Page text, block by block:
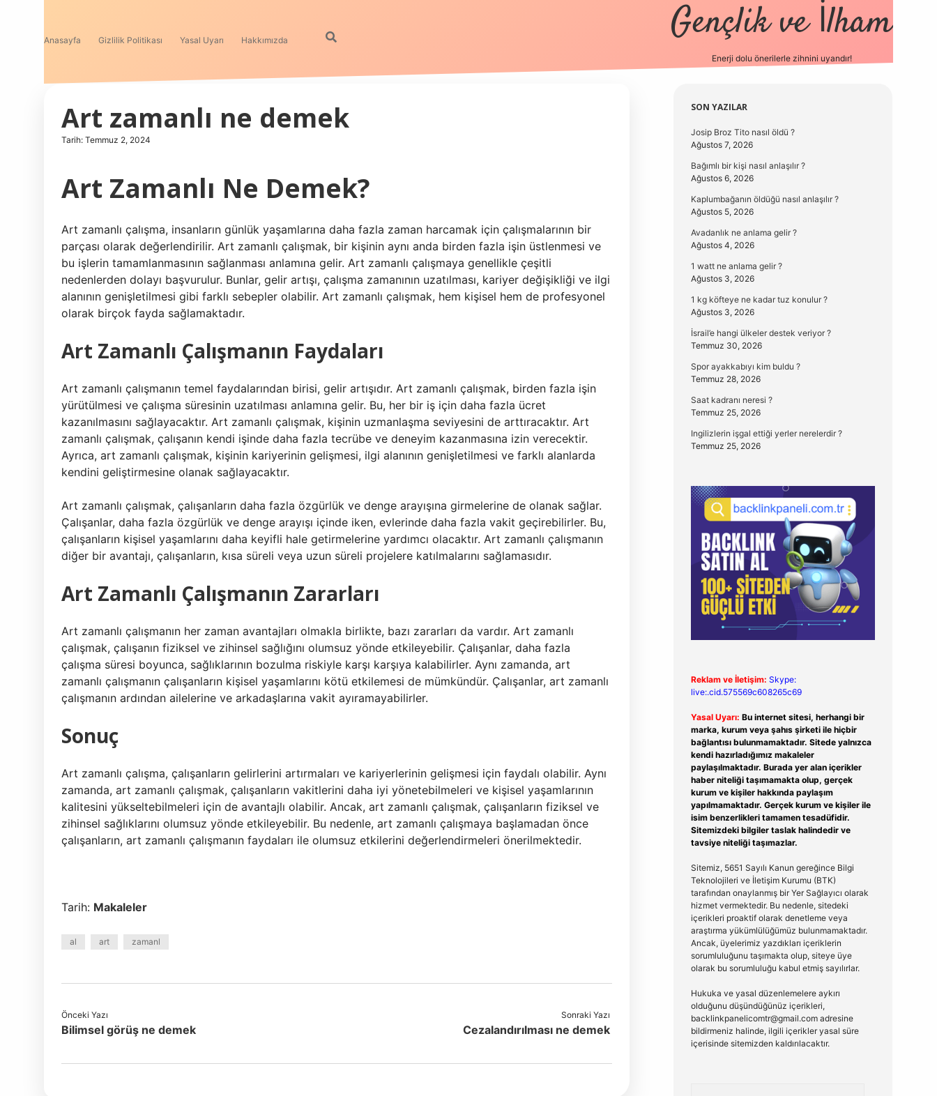
Anasayfa Gizlilik Politikası Yasal Uyarı Hakkımızda Gençlik ve İlham
Enerji dolu önerilerle zihnini uyandır!
Art zamanlı ne demek
Tarih: Temmuz 2, 2024
Art Zamanlı Ne Demek?
Art zamanlı çalışma, insanların günlük yaşamlarına daha fazla zaman harcamak için çalışmalarının bir
parçası olarak değerlendirilir. Art zamanlı çalışmak, bir kişinin aynı anda birden fazla işin üstlenmesi ve
bu işlerin tamamlanmasının sağlanması anlamına gelir. Art zamanlı çalışmaya genellikle çeşitli
nedenlerden dolayı başvurulur. Bunlar, gelir artışı, çalışma zamanının uzatılması, kariyer değişikliği ve ilgi
alanının genişletilmesi gibi farklı sebepler olabilir. Art zamanlı çalışmak, hem kişisel hem de profesyonel
olarak birçok fayda sağlamaktadır.
Art Zamanlı Çalışmanın Faydaları
Art zamanlı çalışmanın temel faydalarından birisi, gelir artışıdır. Art zamanlı çalışmak, birden fazla işin
yürütülmesi ve çalışma süresinin uzatılması anlamına gelir. Bu, her bir iş için daha fazla ücret
kazanılmasını sağlayacaktır. Art zamanlı çalışmak, kişinin uzmanlaşma seviyesini de arttıracaktır. Art
zamanlı çalışmak, çalışanın kendi işinde daha fazla tecrübe ve deneyim kazanmasına izin verecektir.
Ayrıca, art zamanlı çalışmak, kişinin kariyerinin gelişmesi, ilgi alanının genişletilmesi ve farklı alanlarda
kendini geliştirmesine olanak sağlayacaktır.
Art zamanlı çalışmak, çalışanların daha fazla özgürlük ve denge arayışına girmelerine de olanak sağlar.
Çalışanlar, daha fazla özgürlük ve denge arayışı içinde iken, evlerinde daha fazla vakit geçirebilirler. Bu,
çalışanların kişisel yaşamlarını daha keyifli hale getirmelerine yardımcı olacaktır. Art zamanlı çalışmanın
diğer bir avantajı, çalışanların, kısa süreli veya uzun süreli projelere katılmalarını sağlamasıdır.
Art Zamanlı Çalışmanın Zararları
Art zamanlı çalışmanın her zaman avantajları olmakla birlikte, bazı zararları da vardır. Art zamanlı
çalışmak, çalışanın fiziksel ve zihinsel sağlığını olumsuz yönde etkileyebilir. Çalışanlar, daha fazla
çalışma süresi boyunca, sağlıklarının bozulma riskiyle karşı karşıya kalabilirler. Aynı zamanda, art
zamanlı çalışmanın çalışanların kişisel yaşamlarını kötü etkilemesi de mümkündür. Çalışanlar, art zamanlı
çalışmanın ardından ailelerine ve arkadaşlarına vakit ayıramayabilirler.
Sonuç
Art zamanlı çalışma, çalışanların gelirlerini artırmaları ve kariyerlerinin gelişmesi için faydalı olabilir. Aynı
zamanda, art zamanlı çalışmak, çalışanların vakitlerini daha iyi yönetebilmeleri ve kişisel yaşamlarının
kalitesini yükseltebilmeleri için de avantajlı olabilir. Ancak, art zamanlı çalışmak, çalışanların fiziksel ve
zihinsel sağlıklarını olumsuz yönde etkileyebilir. Bu nedenle, art zamanlı çalışmaya başlamadan önce
çalışanların, art zamanlı çalışmanın faydaları ile olumsuz etkilerini değerlendirmeleri önerilmektedir.
Tarih: Makaleler
al art zamanl
Önceki Yazı
Bilimsel görüş ne demek
Sonraki Yazı
Cezalandırılması ne demek
Sidebar
SON YAZILAR
Josip Broz Tito nasıl öldü ?
Ağustos 7, 2026
Bağımlı bir kişi nasıl anlaşılır ?
Ağustos 6, 2026
Kaplumbağanın öldüğü nasıl anlaşılır ?
Ağustos 5, 2026
Avadanlık ne anlama gelir ?
Ağustos 4, 2026
1 watt ne anlama gelir ?
Ağustos 3, 2026
1 kg köfteye ne kadar tuz konulur ?
Ağustos 3, 2026
İsrail’e hangi ülkeler destek veriyor ?
Temmuz 30, 2026
Spor ayakkabıyı kim buldu ?
Temmuz 28, 2026
Saat kadranı neresi ?
Temmuz 25, 2026
Ingilizlerin işgal ettiği yerler nerelerdir ?
Temmuz 25, 2026
Reklam ve İletişim: Skype:
live:.cid.575569c608265c69
Yasal Uyarı: Bu internet sitesi, herhangi bir
marka, kurum veya şahıs şirketi ile hiçbir
bağlantısı bulunmamaktadır. Sitede yalnızca
kendi hazırladığımız makaleler
paylaşılmaktadır. Burada yer alan içerikler
haber niteliği taşımamakta olup, gerçek
kurum ve kişiler hakkında paylaşım
yapılmamaktadır. Gerçek kurum ve kişiler ile
isim benzerlikleri tamamen tesadüfidir.
Sitemizdeki bilgiler taslak halindedir ve
tavsiye niteliği taşımazlar.
Sitemiz, 5651 Sayılı Kanun gereğince Bilgi
Teknolojileri ve İletişim Kurumu (BTK)
tarafından onaylanmış bir Yer Sağlayıcı olarak
hizmet vermektedir. Bu nedenle, sitedeki
içerikleri proaktif olarak denetleme veya
araştırma yükümlülüğümüz bulunmamaktadır.
Ancak, üyelerimiz yazdıkları içeriklerin
sorumluluğunu taşımakta olup, siteye üye
olarak bu sorumluluğu kabul etmiş sayılırlar.
Hukuka ve yasal düzenlemelere aykırı
olduğunu düşündüğünüz içerikleri,
backlinkpanelicomtr@gmail.comadresine
bildirmeniz halinde, ilgili içerikler yasal süre
içerisinde sitemizden kaldırılacaktır.